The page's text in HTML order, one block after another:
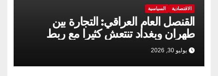
الاقتصادية السياسية
القنصل العام العراقي: التجارة بين
طهران وبغداد تنتعش كثيرا مع ربط
السكك الحديدية
يوليو 30, 2026